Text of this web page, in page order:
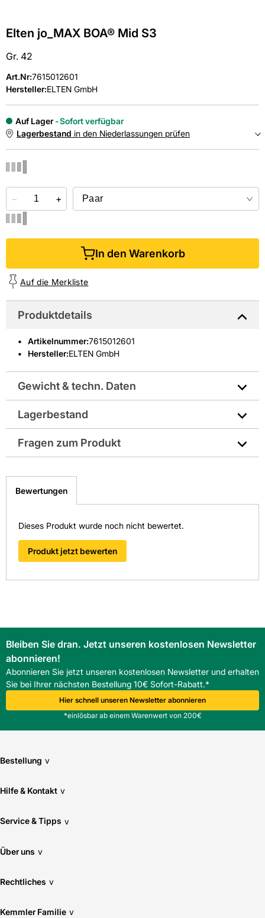
Elten jo_MAX BOA® Mid S3
Gr. 42
Art.Nr:7615012601
Hersteller:ELTEN GmbH
Auf Lager
Sofort verfügbar
Lagerbestand in den Niederlassungen prüfen
Online kaufen &kostenlos
− +
In den Warenkorb
Auf die Merkliste
Produktdetails
Artikelnummer:7615012601
Hersteller:ELTEN GmbH
Gewicht & techn. Daten
Hersteller-Art.-Nr.: 16771-42
EAN: 4035877959980
Lagerbestand
Fragen zum Produkt
weitergeleitet zu werden. Wir werden Ihre Anfrage
schnellstmöglich bearbeiten.
Bewertungen
Dieses Produkt wurde noch nicht bewertet.
Produkt jetzt bewerten
Bleiben Sie dran. Jetzt unseren kostenlosen Newsletter
abonnieren!
Abonnieren Sie jetzt unseren kostenlosen Newsletter und erhalten
Sie bei Ihrer nächsten Bestellung 10€ Sofort-Rabatt.*
Hier schnell unseren Newsletter abonnieren
*einlösbar ab einem Warenwert von 200€
Bestellung v
Hilfe & Kontakt v
Service & Tipps v
Über uns v
Rechtliches v
Kemmler Familie v